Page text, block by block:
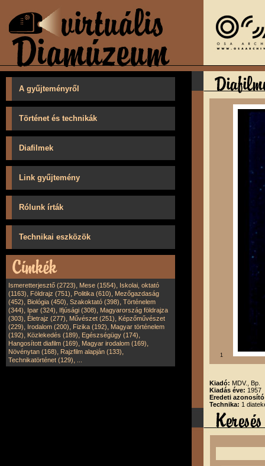
A gyűjteményről
Történet és technikák
Diafilmek
Link gyűjtemény
Rólunk írták
Technikai eszközök
Ismeretterjesztő (2723), Mese (1554), Iskolai, oktató
(1163), Földrajz (751), Politika (610), Mezőgazdaság
(452), Biológia (450), Szakoktató (398), Történelem
(344), Ipar (324), Ifjúsági (308), Magyarország földrajza
(303), Életrajz (277), Művészet (251), Képzőművészet
(229), Irodalom (200), Fizika (192), Magyar történelem
(192), Közlekedés (189), Egészségügy (174),
Hangosított diafilm (169), Magyar irodalom (169),
Növénytan (168), Rajzfilm alapján (133),
Technikatörténet (129),
1
Kiadó: MDV., Bp.
Kiadás éve: 1957
Eredeti
Technika: 1